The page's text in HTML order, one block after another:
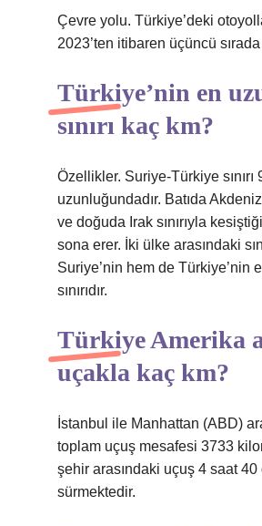
Çevre yolu. Türkiye’deki
2023’ten itibaren üçüncü
Türkiye’nin en
sınırı kaç km?
Özellikler. Suriye-Türkiye sınırı
uzunluğundadır. Batıda
ve doğuda Irak sınırıyla
sona erer. İki ülke arasındaki
Suriye’nin hem de Türkiye’nin
sınırıdır.
Türkiye Amerika
uçakla kaç km?
İstanbul ile Manhattan (ABD)
toplam uçuş mesafesi 3733
şehir arasındaki uçuş 4 saat 40
sürmektedir.